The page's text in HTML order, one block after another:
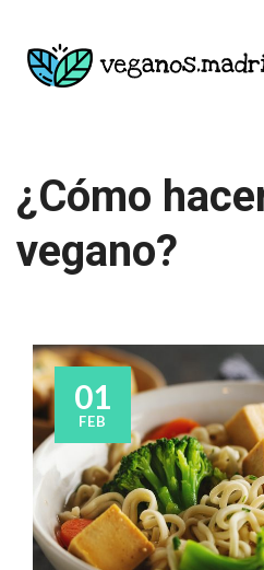
content
¿Cómo
vegano?
01
FEB